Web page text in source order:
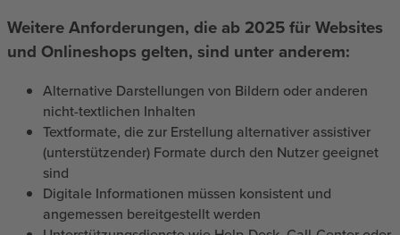
Weitere Anforderungen, die ab 2025 für Websites
und Onlineshops gelten, sind unter anderem:
Alternative Darstellungen von Bildern oder anderen
nicht-textlichen Inhalten
Textformate, die zur Erstellung alternativer assistiver
(unterstützender) Formate durch den Nutzer geeignet
sind
Digitale Informationen müssen konsistent und
angemessen bereitgestellt werden